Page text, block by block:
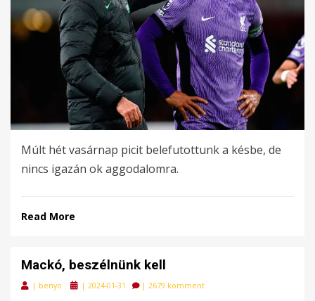
Múlt hét vasárnap picit belefutottunk a késbe, de
nincs igazán ok aggodalomra.
Read More
Mackó, beszélnünk kell
| benyo
Posted
| 2024-01-31 | 2679 komment